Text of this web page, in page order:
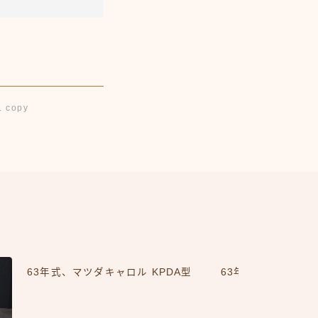
copy
63年式、マツダキャロル KPDA型 63年式、ダイハツ